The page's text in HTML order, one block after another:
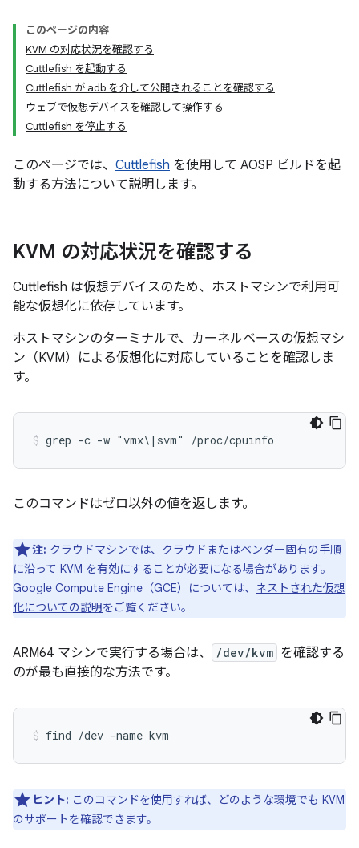
このページの内容
KVM の対応状況を確認する
Cuttlefish を起動する
Cuttlefish が adb を介して公開されることを確認する
ウェブで仮想デバイスを確認して操作する
Cuttlefish を停止する
このページでは、 Cuttlefish を使用して AOSP ビルドを起
動する方法について説明します。
KVM の対応状況を確認する
Cuttlefish は仮想デバイスのため、ホストマシンで利用可
能な仮想化に依存しています。
ホストマシンのターミナルで、カーネルベースの仮想マシ
ン（KVM）による仮想化に対応していることを確認しま
す。
grep -c -w "vmx\|svm" /proc/cpuinfo
このコマンドはゼロ以外の値を返します。
注: クラウドマシンでは、クラウドまたはベンダー固有の手順
に沿って KVM を有効にすることが必要になる場合があります。
Google Compute Engine（GCE）については、 ネストされた仮想
化についての説明をご覧ください。
ARM64 マシンで実行する場合は、 /dev/kvm を確認する
のが最も直接的な方法です。
find /dev -name kvm
ヒント: このコマンドを使用すれば、どのような環境でも KVM
のサポートを確認できます。